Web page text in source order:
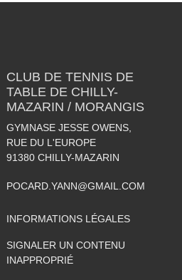
CLUB DE TENNIS DE
TABLE DE CHILLY-
MAZARIN / MORANGIS
GYMNASE JESSE OWENS,
RUE DU L'EUROPE
91380 CHILLY-MAZARIN
POCARD.YANN@GMAIL.COM
INFORMATIONS LÉGALES
SIGNALER UN CONTENU
INAPPROPRIÉ